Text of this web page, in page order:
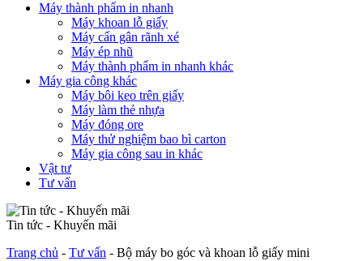
Máy thành phẩm in nhanh
Máy khoan lỗ giấy
Máy cấn gân rãnh xé
Máy ép nhũ
Máy thành phẩm in nhanh khác
Máy gia công khác
Máy bôi keo trên giấy
Máy làm thẻ nhựa
Máy đóng ore
Máy thử nghiệm bao bì carton
Máy gia công sau in khác
Vật tư
Tư vấn
Tin tức - Khuyến mãi
Trang chủ - Tư vấn - Bộ máy bo góc và khoan lỗ giấy mini